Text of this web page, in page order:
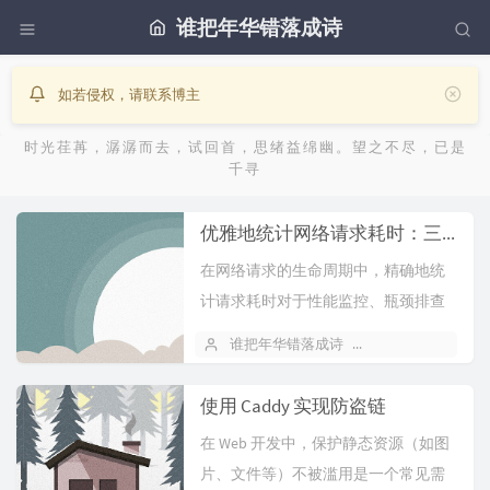
谁把年华错落成诗
如若侵权，请联系博主
时光荏苒，潺潺而去，试回首，思绪益绵幽。望之不尽，已是
千寻
优雅地统计网络请求耗时：三种方案深度解析与优化
在网络请求的生命周期中，精确地统
计请求耗时对于性能监控、瓶颈排查
到企业级实践，并提供经过优...
谁把年华错落成诗
使用 Caddy 实现防盗链
在 Web 开发中，保护静态资源（如图
片、文件等）不被滥用是一个常见需